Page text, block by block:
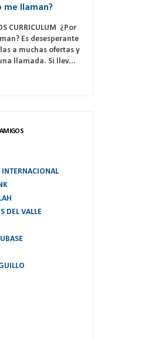
me llaman?
CURRICULUM ¿Por
Es desesperante
a muchas ofertas y
llamada. Si llev...
AMIGOS
INTERNACIONAL
DEL VALLE